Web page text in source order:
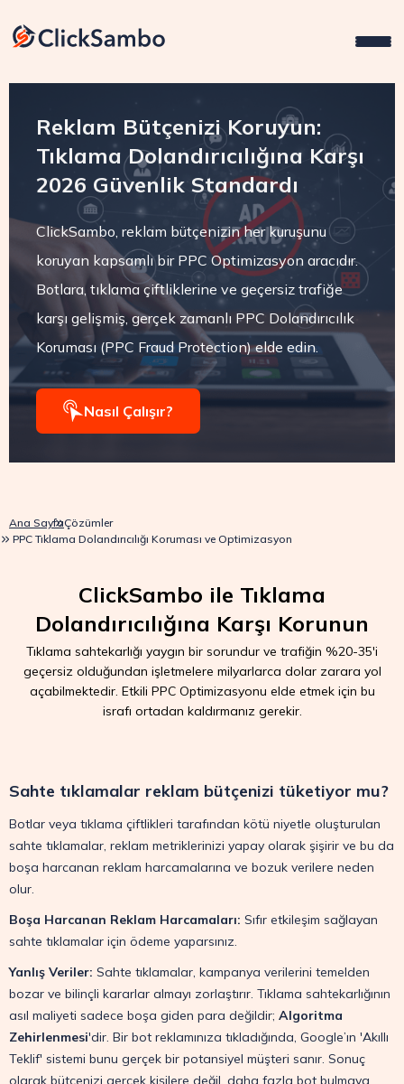
Reklam Bütçenizi Koruyun:
Tıklama Dolandırıcılığına Karşı
2026 Güvenlik Standardı
ClickSambo, reklam bütçenizin her kuruşunu
koruyan kapsamlı bir PPC Optimizasyon aracıdır.
Botlara, tıklama çiftliklerine ve geçersiz trafiğe
karşı gelişmiş, gerçek zamanlı PPC Dolandırıcılık
Koruması (PPC Fraud Protection) elde edin.
Nasıl Çalışır?
Ana SayfaÇözümler
PPC Tıklama Dolandırıcılığı Koruması ve Optimizasyon
ClickSambo ile Tıklama
Dolandırıcılığına Karşı Korunun
Tıklama sahtekarlığı yaygın bir sorundur ve trafiğin %20-35'i
geçersiz olduğundan işletmelere milyarlarca dolar zarara yol
açabilmektedir. Etkili PPC Optimizasyonu elde etmek için bu
israfı ortadan kaldırmanız gerekir.
Sahte tıklamalar reklam bütçenizi tüketiyor mu?
Botlar veya tıklama çiftlikleri tarafından kötü niyetle oluşturulan
sahte tıklamalar, reklam metriklerinizi yapay olarak şişirir ve bu da
boşa harcanan reklam harcamalarına ve bozuk verilere neden
olur.
Boşa Harcanan Reklam Harcamaları: Sıfır etkileşim sağlayan
sahte tıklamalar için ödeme yaparsınız.
Yanlış Veriler: Sahte tıklamalar, kampanya verilerini temelden
bozar ve bilinçli kararlar almayı zorlaştırır. Tıklama sahtekarlığının
asıl maliyeti sadece boşa giden para değildir; Algoritma
Zehirlenmesi'dir. Bir bot reklamınıza tıkladığında, Google’ın 'Akıllı
Teklif' sistemi bunu gerçek bir potansiyel müşteri sanır. Sonuç
olarak bütçenizi gerçek kişilere değil, daha fazla bot bulmaya